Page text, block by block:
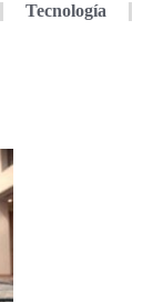
Tecnología